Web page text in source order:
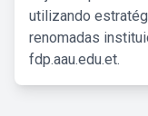
utilizando
renomadas
fdp.aau.edu.et.